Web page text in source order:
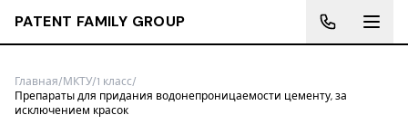
PATENT FAMILY GROUP
Главная/МКТУ/1 класс/
Препараты для придания водонепроницаемости цементу, за
исключением красок